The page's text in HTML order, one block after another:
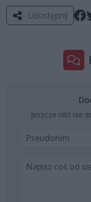
Udostępnij
Jeszcze nikt nie